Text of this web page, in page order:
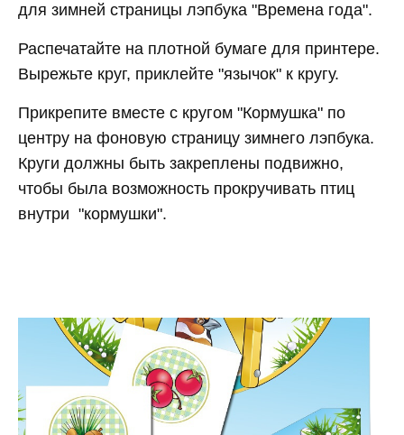
для зимней страницы лэпбука "Времена года".
Распечатайте на плотной бумаге для принтере.
Вырежьте круг, приклейте "язычок" к кругу.
Прикрепите вместе с кругом "Кормушка" по
центру на фоновую страницу зимнего лэпбука.
Круги должны быть закреплены подвижно,
чтобы была возможность прокручивать птиц
внутри "кормушки".